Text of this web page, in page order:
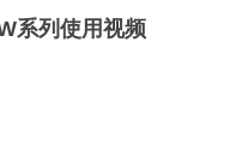
系列使用视频